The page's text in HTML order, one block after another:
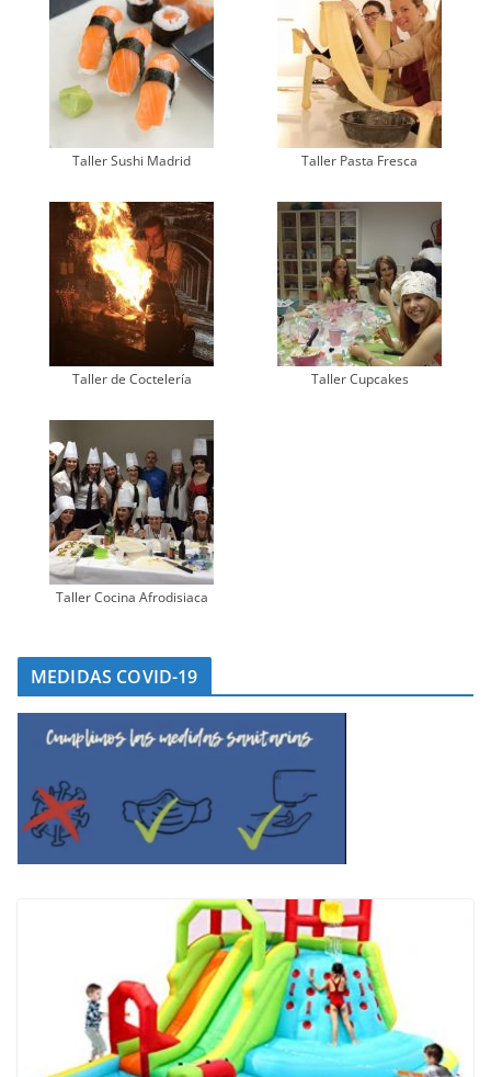
Taller Sushi Madrid Taller Pasta Fresca
Taller de Coctelería Taller Cupcakes
Taller Cocina Afrodisiaca
MEDIDAS COVID-19